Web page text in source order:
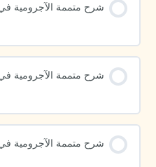
شرح متممة الآجرومية في
شرح متممة الآجرومية في
شرح متممة الآجرومية في